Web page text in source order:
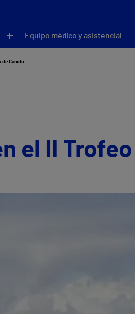
Equipo médico y asistencial
de Canido
el II